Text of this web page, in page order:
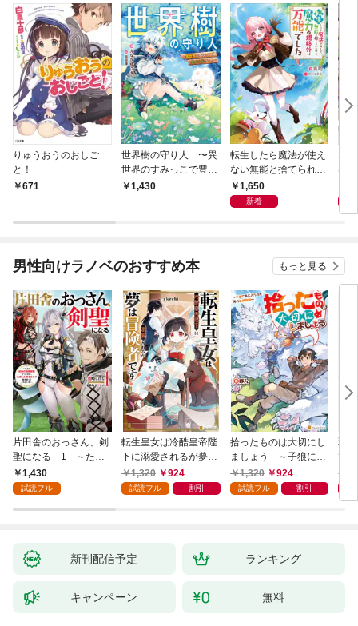
りゅうおうのおしご
と！
671
世界樹の守り人 〜異
世界のすみっこで豊か
な国づくり〜
1,430
転生したら魔法が使え
ない無能と捨てられた
けど、魔力が規格外に
万能でした
1,650
新着
は
子
男性向けラノベのおすすめ本 もっと見る
片田舎のおっさん、剣
聖になる 1 ～ただ
の田舎の剣術師範だっ
たのに、大成した弟子
ない件～
1,430
試読フル
転生皇女は冷酷皇帝陛
下に溺愛されるが夢は
冒険者です！
1,320 924
試読フル 割引
拾ったものは大切にし
ましょう ～子狼に気
に入られた男の転移物
語～
1,320 924
試読フル 割引
弱
て
新刊配信予定 ランキング
キャンペーン 無料